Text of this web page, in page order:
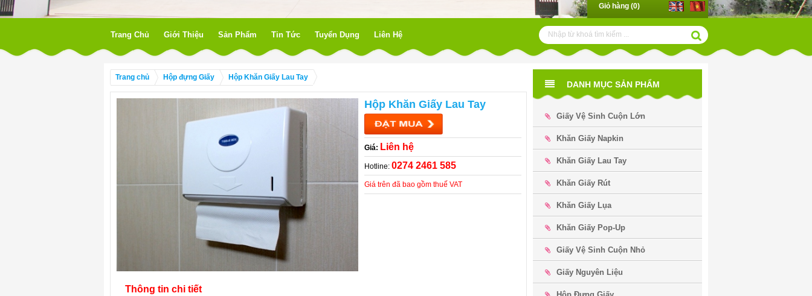
Giỏ hàng (0)
Trang Chủ Giới Thiệu Sản Phẩm Tin Tức Tuyển Dụng Liên Hệ
Trang chủ Hộp đựng Giấy Hộp Khăn Giấy Lau Tay
Hộp Khăn Giấy Lau Tay
Giá: Liên hệ
Hotline: 0274 2461 585
Giá trên đã bao gồm thuế VAT
Thông tin chi tiết
DANH MỤC SẢN PHẨM
Giấy Vệ Sinh Cuộn Lớn
Khăn Giấy Napkin
Khăn Giấy Lau Tay
Khăn Giấy Rút
Khăn Giấy Lụa
Khăn Giấy Pop-Up
Giấy Vệ Sinh Cuộn Nhỏ
Giấy Nguyên Liệu
Toilet Tissue In Vietnam